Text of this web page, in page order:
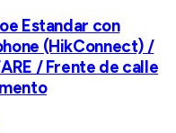
Estandar con
(HikConnect) /
/ Frente de calle